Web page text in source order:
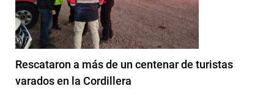
Rescataron a más de un centenar de turistas
varados en la Cordillera